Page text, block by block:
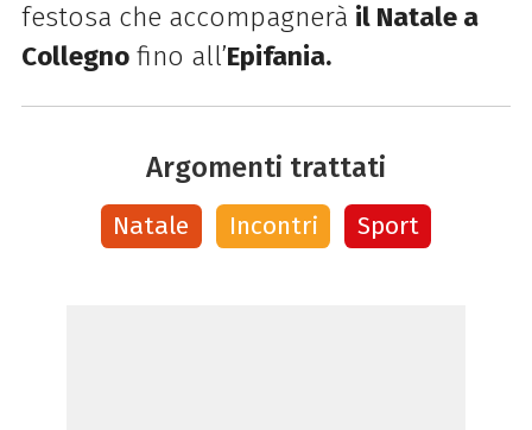
festosa che accompagnerà il Natale a
Collegnofino all’Epifania.
Argomenti trattati
Natale Incontri Sport